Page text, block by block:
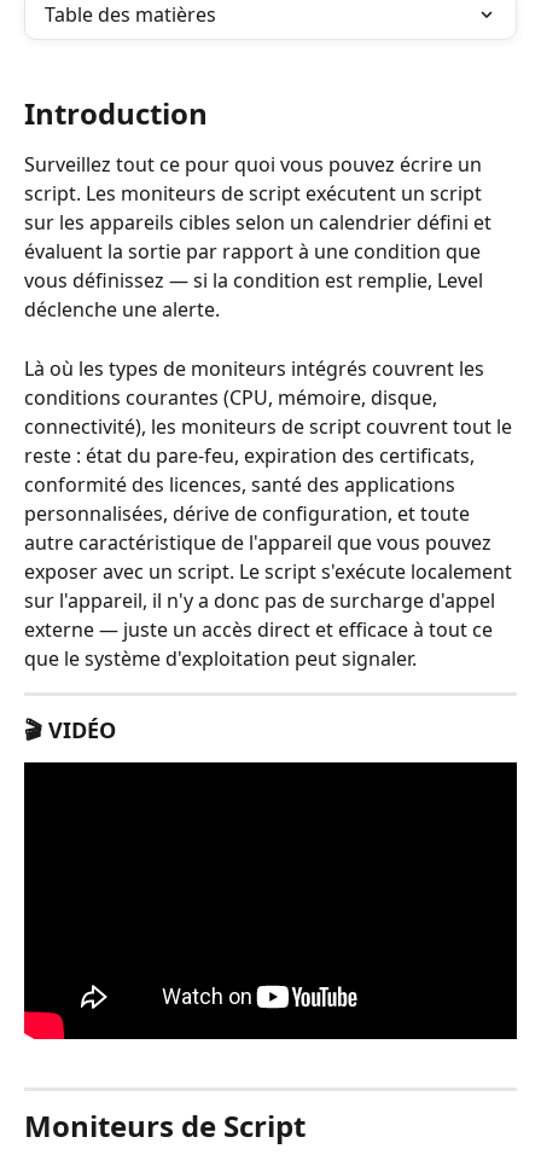
Table des matières
Introduction
Surveillez tout ce pour quoi vous pouvez écrire un
script. Les moniteurs de script exécutent un script
sur les appareils cibles selon un calendrier défini et
évaluent la sortie par rapport à une condition que
vous définissez — si la condition est remplie, Level
déclenche une alerte.
Là où les types de moniteurs intégrés couvrent les
conditions courantes (CPU, mémoire, disque,
connectivité), les moniteurs de script couvrent tout le
reste : état du pare-feu, expiration des certificats,
conformité des licences, santé des applications
personnalisées, dérive de configuration, et toute
autre caractéristique de l'appareil que vous pouvez
exposer avec un script. Le script s'exécute localement
sur l'appareil, il n'y a donc pas de surcharge d'appel
externe — juste un accès direct et efficace à tout ce
que le système d'exploitation peut signaler.
🎬 VIDÉO
Moniteurs de Script